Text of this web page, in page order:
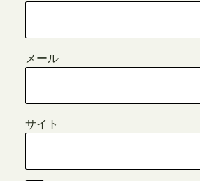
メール
サイト